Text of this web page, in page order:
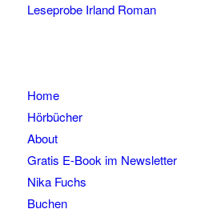
Leseprobe Irland Roman
Home
Hörbücher
About
Gratis E-Book im Newsletter
Nika Fuchs
Buchen